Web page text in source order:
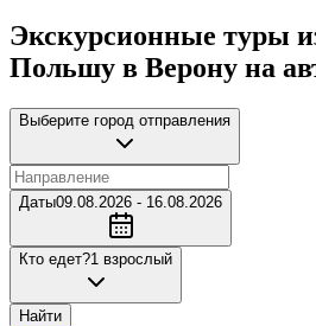
Экскурсионные туры
Польшу в Верону на
Выберите город отправления
Даты09.08.2026 - 16.08.2026
Кто едет?1 взрослый
Найти